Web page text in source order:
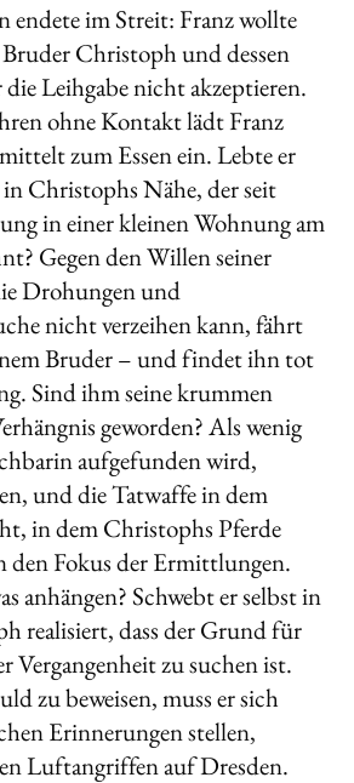
endete im Streit: Franz wollte
Christoph und dessen
Leihgabe nicht akzeptieren.
ohne Kontakt lädt Franz
zum Essen ein. Lebte er
in Christophs Nähe, der seit
in einer kleinen Wohnung am
Gegen den Willen seiner
Drohungen und
nicht verzeihen kann, fährt
Bruder – und findet ihn tot
Sind ihm seine krummen
geworden? Als wenig
aufgefunden wird,
und die Tatwaffe in dem
in dem Christophs Pferde
den Fokus der Ermittlungen.
anhängen? Schwebt er selbst in
realisiert, dass der Grund für
Vergangenheit zu suchen ist.
zu beweisen, muss er sich
Erinnerungen stellen,
Luftangriffen auf Dresden.